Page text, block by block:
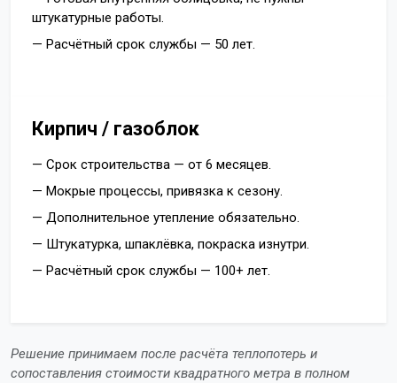
штукатурные работы.
— Расчётный срок службы — 50 лет.
Кирпич / газоблок
— Срок строительства — от 6 месяцев.
— Мокрые процессы, привязка к сезону.
— Дополнительное утепление обязательно.
— Штукатурка, шпаклёвка, покраска изнутри.
— Расчётный срок службы — 100+ лет.
Решение принимаем после расчёта теплопотерь и
сопоставления стоимости квадратного метра в полном